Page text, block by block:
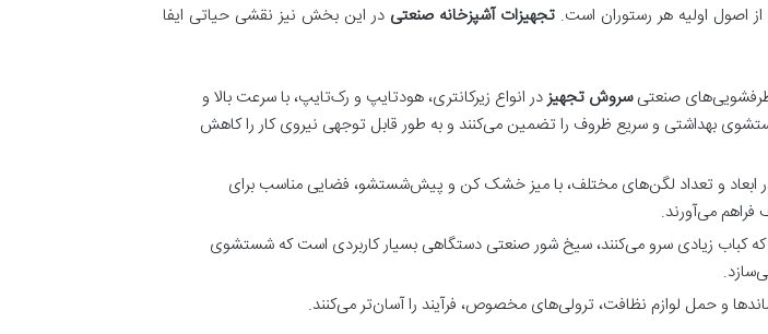
اصول اولیه هر رستوران است. تجهیزات آشپزخانه صنعتی در این بخش نیز نقشی حیاتی ایفا
صنعتیسروش تجهیزدر انواع زیرکانتری، هودتایپ و رک‌تایپ، با سرعت بالا و
بهداشتی و سریع ظروف را تضمین می‌کنند و به طور قابل توجهی نیروی کار را کاهش
ابعاد و تعداد لگن‌های مختلف، با میز خشک کن و پیش‌شستشو، فضایی مناسب برای
می‌آورند.
که کباب زیادی سرو می‌کنند، سیخ شور صنعتی دستگاهی بسیار کاربردی است که شستشوی
و حمل لوازم نظافت، ترولی‌های مخصوص، فرآیند را آسان‌تر می‌کنند.